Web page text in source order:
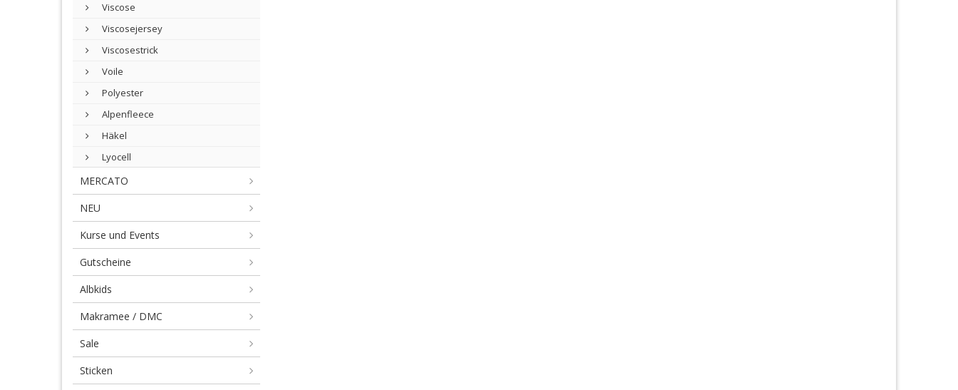
Viscose
Viscosejersey
Viscosestrick
Voile
Polyester
Alpenfleece
Häkel
Lyocell
MERCATO
NEU
Kurse und Events
Gutscheine
Albkids
Makramee / DMC
Sale
Sticken